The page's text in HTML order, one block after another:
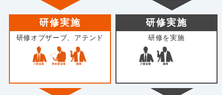
研修実施
研修オブザーブ、アテンド
研修実施
研修を実施